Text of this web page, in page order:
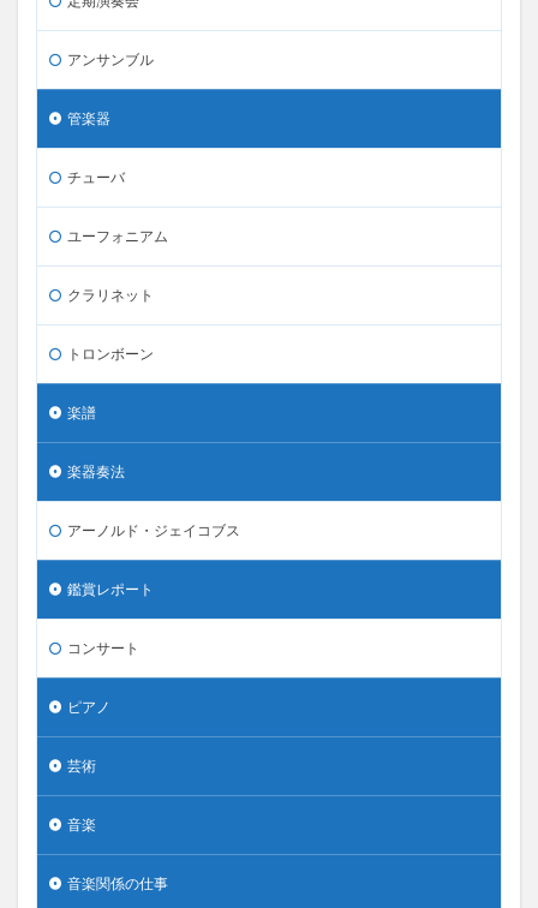
アンサンブル
管楽器
チューバ
ユーフォニアム
クラリネット
トロンボーン
楽譜
楽器奏法
アーノルド・ジェイコブス
鑑賞レポート
コンサート
ピアノ
芸術
音楽
音楽関係の仕事